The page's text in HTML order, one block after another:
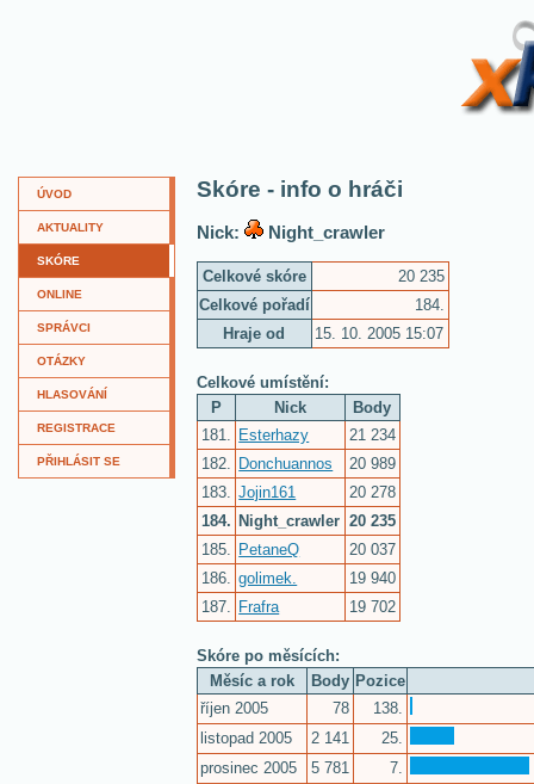
ÚVOD
AKTUALITY
SKÓRE
ONLINE
SPRÁVCI
OTÁZKY
HLASOVÁNÍ
REGISTRACE
PŘIHLÁSIT SE
Skóre - info o hráči
Nick: Night_crawler
Celkové skóre
20 235
Celkové pořadí
184.
Hraje od
15. 10. 2005 15:07
Celkové umístění:
P
Nick
Body
181.
Esterhazy
21 234
182.
Donchuannos
20 989
183.
Jojin161
20 278
184. Night_crawler 20 235
185.
PetaneQ
20 037
186.
golimek.
19 940
187.
Frafra 19 702
Skóre po měsících:
Měsíc a rok
Body Pozice
říjen 2005
78
138.
listopad 2005
2 141
25.
prosinec 2005
5 781
7.